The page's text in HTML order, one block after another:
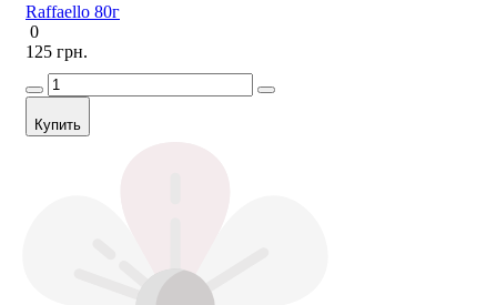
Raffaello 80г
0
125 грн.
Купить